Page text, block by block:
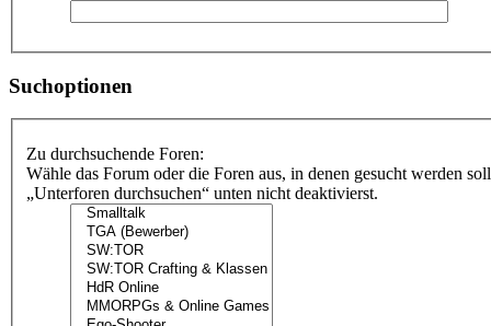
Suchoptionen
Zu durchsuchende Foren:
Wähle das Forum oder die Foren aus, in denen gesucht werden
„Unterforen durchsuchen“ unten nicht deaktivierst.